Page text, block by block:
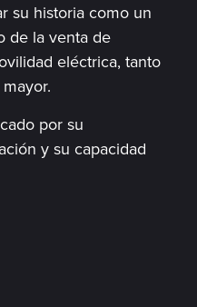
su historia como un
de la venta de
eléctrica, tanto
por su
y su capacidad